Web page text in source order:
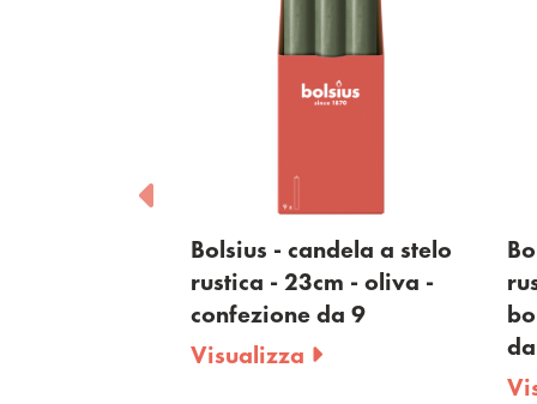
Bolsius - candela a stelo
rustica - 23cm - oliva -
confezione da 9
Visualizza